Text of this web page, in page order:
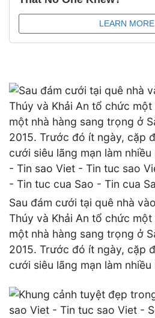
Sau đám cưới tại quê nhà
Thúy và Khải An tổ chức
một nhà hàng sang trọng ở
2015. Trước đó ít ngày, cặp
cưới siêu lãng mạn làm